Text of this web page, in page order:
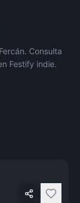
. Consulta
Festify indie.